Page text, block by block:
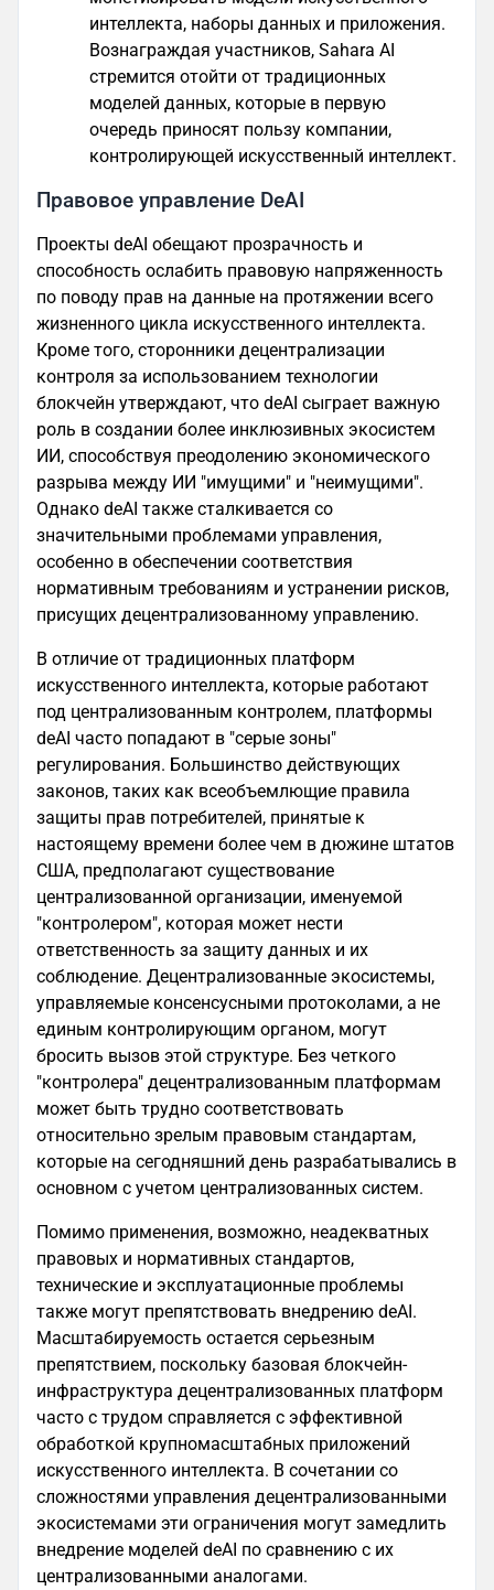
интеллекта, наборы данных и приложения.
Вознаграждая участников, Sahara AI
стремится отойти от традиционных
моделей данных, которые в первую
очередь приносят пользу компании,
контролирующей искусственный интеллект.
Правовое управление DeAI
Проекты deAI обещают прозрачность и
способность ослабить правовую напряженность
по поводу прав на данные на протяжении всего
жизненного цикла искусственного интеллекта.
Кроме того, сторонники децентрализации
контроля за использованием технологии
блокчейн утверждают, что deAI сыграет важную
роль в создании более инклюзивных экосистем
ИИ, способствуя преодолению экономического
разрыва между ИИ "имущими" и "неимущими".
Однако deAI также сталкивается со
значительными проблемами управления,
особенно в обеспечении соответствия
нормативным требованиям и устранении рисков,
присущих децентрализованному управлению.
В отличие от традиционных платформ
искусственного интеллекта, которые работают
под централизованным контролем, платформы
deAI часто попадают в "серые зоны"
регулирования. Большинство действующих
законов, таких как всеобъемлющие правила
защиты прав потребителей, принятые к
настоящему времени более чем в дюжине штатов
США, предполагают существование
централизованной организации, именуемой
"контролером", которая может нести
ответственность за защиту данных и их
соблюдение. Децентрализованные экосистемы,
управляемые консенсусными протоколами, а не
единым контролирующим органом, могут
бросить вызов этой структуре. Без четкого
"контролера" децентрализованным платформам
может быть трудно соответствовать
относительно зрелым правовым стандартам,
которые на сегодняшний день разрабатывались в
основном с учетом централизованных систем.
Помимо применения, возможно, неадекватных
правовых и нормативных стандартов,
технические и эксплуатационные проблемы
также могут препятствовать внедрению deAI.
Масштабируемость остается серьезным
препятствием, поскольку базовая блокчейн-
инфраструктура децентрализованных платформ
часто с трудом справляется с эффективной
обработкой крупномасштабных приложений
искусственного интеллекта. В сочетании со
сложностями управления децентрализованными
экосистемами эти ограничения могут замедлить
внедрение моделей deAI по сравнению с их
централизованными аналогами.